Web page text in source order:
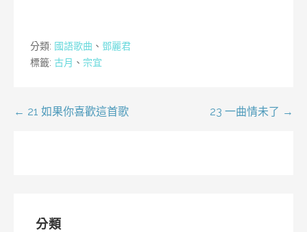
分類: 國語歌曲 、 鄧麗君
標籤: 古月 、 宗宜
文← 21 如果你喜歡這首歌 23 一曲情未了 →
分類